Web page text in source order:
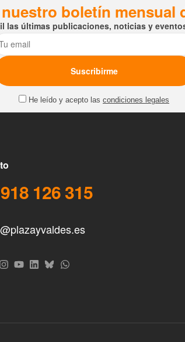
boletín mensual
las últimas publicaciones, noticias y
He leído y acepto las condiciones legales
126 315